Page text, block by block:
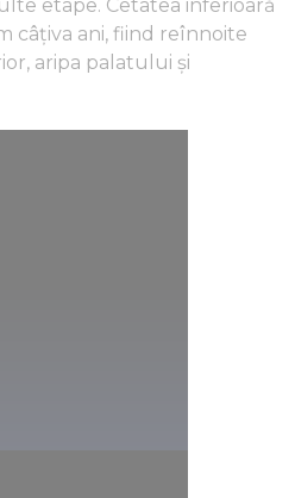
etape. Cetatea inferioară
câțiva ani, fiind reînnoite
aripa palatului și